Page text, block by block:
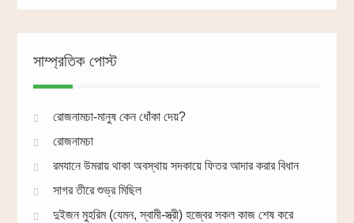
সাম্প্রতিক পোস্ট
রোজনামচা-মানুষ কেন ধোঁকা দেয়?
রোজনামচা
রমযানে উমরায় থাকা অবস্থায় সদকায়ে ফিতর আদার করার বিধান
সাগর তীরে শুভ্র মিছিল
দুইজন মুহরিম (যেমন, স্বামী-স্ত্রী) হজ্বের সকল কাজ শেষ করে